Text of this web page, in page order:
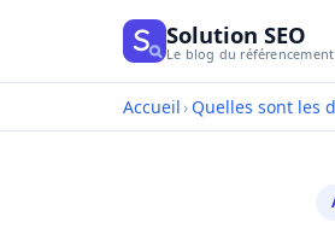
Solution SEO
Le blog du
Accueil › Quelles sont les